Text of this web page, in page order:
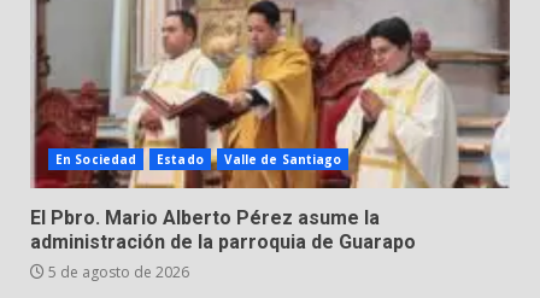
4
Valle de Santiago despide a
José Antonio Villanueva
Cárdenas, “El Puma”
3 de agosto de 2026
5
Hombre pierde la vida en
tabiquera
En Sociedad Estado Valle de Santiago
El Pbro. Mario Alberto Pérez asume la
administración de la parroquia de Guarapo
5 de agosto de 2026